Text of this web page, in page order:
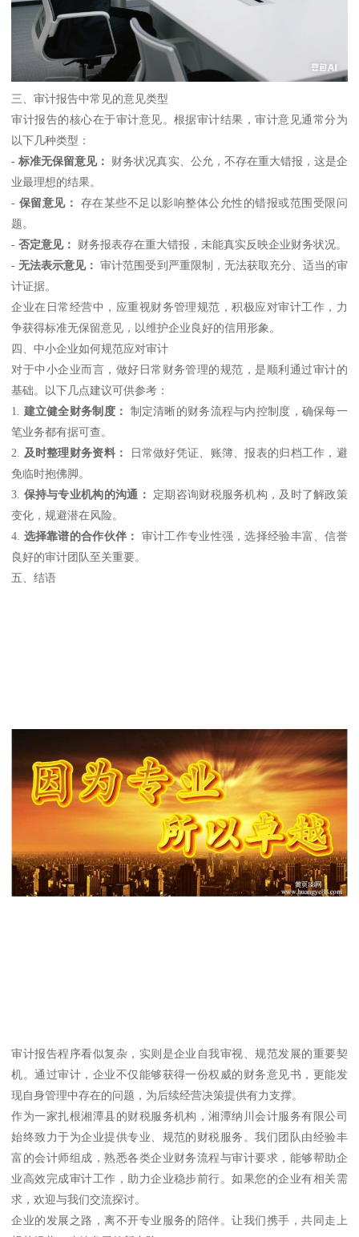
三、审计报告中常见的意见类型
审计报告的核心在于审计意见。根据审计结果，审计意见通常分为
以下几种类型：
-标准无保留意见：
财务状况真实、公允，不存在重大错报，这是企
业最理想的结果。
- 保留意见：
存在某些不足以影响整体公允性的错报或范围受限问
题。
-否定意见：
财务报表存在重大错报，未能真实反映企业财务状况。
-无法表示意见： 审计范围受到严重限制，无法获取充分、适当的审
计证据。
企业在日常经营中，应重视财务管理规范，积极应对审计工作，力
争获得标准无保留意见，以维护企业良好的信用形象。
四、中小企业如何规范应对审计
对于中小企业而言，做好日常财务管理的规范，是顺利通过审计的
基础。以下几点建议可供参考：
1. 建立健全财务制度：
制定清晰的财务流程与内控制度，确保每一
笔业务都有据可查。
2. 及时整理财务资料：
日常做好凭证、账簿、报表的归档工作，避
免临时抱佛脚。
3. 保持与专业机构的沟通：
定期咨询财税服务机构，及时了解政策
变化，规避潜在风险。
4. 选择靠谱的合作伙伴：
审计工作专业性强，选择经验丰富、信誉
良好的审计团队至关重要。
五、结语
审计报告程序看似复杂，实则是企业自我审视、规范发展的重要契
机。通过审计，企业不仅能够获得一份权威的财务意见书，更能发
现自身管理中存在的问题，为后续经营决策提供有力支撑。
作为一家扎根湘潭县的财税服务机构，湘潭纳川会计服务有限公司
始终致力于为企业提供专业、规范的财税服务。我们团队由经验丰
富的会计师组成，熟悉各类企业财务流程与审计要求，能够帮助企
业高效完成审计工作，助力企业稳步前行。如果您的企业有相关需
求，欢迎与我们交流探讨。
企业的发展之路，离不开专业服务的陪伴。让我们携手，共同走上